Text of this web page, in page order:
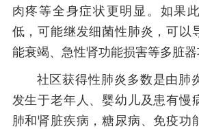
肉疼等全身症状更明显。如果
低，可能继发细菌性肺炎，可以
能衰竭、急性肾功能损害等多脏器
社区获得性肺炎多数是由肺
发生于老年人、婴幼儿及患有慢
肺和肾脏疾病，糖尿病、免疫功